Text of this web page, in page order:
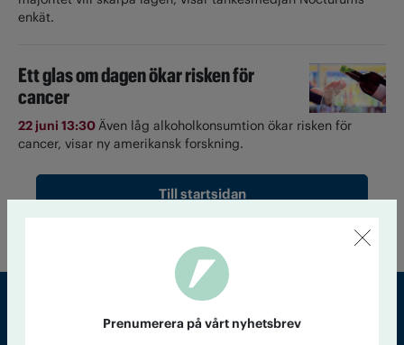
enkät.
Ett glas om dagen ökar risken för
cancer
22 juni 13:30Även låg alkoholkonsumtion ökar risken för
cancer, visar ny amerikansk forskning.
Till startsidan
Prenumerera på vårt nyhetsbrev